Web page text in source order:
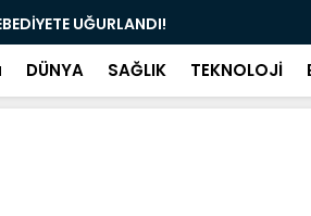
çıkan ve çöpe atılan bilet iki
DÜNYA SAĞLIK TEKNOLOJİ